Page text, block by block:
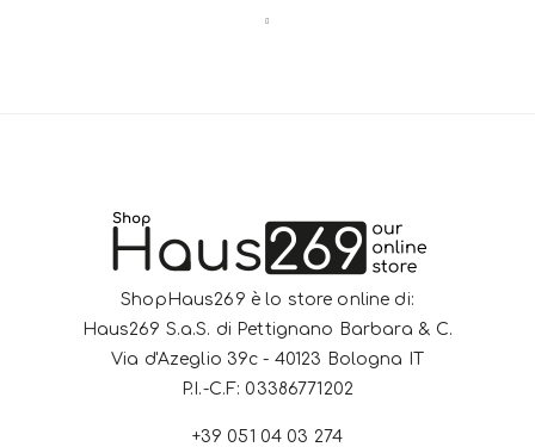
ShopHaus269 è lo store online di:
Haus269 S.a.S. di Pettignano Barbara & C.
Via d'Azeglio 39c - 40123 Bologna IT
P.I.-C.F: 03386771202
+39 051 04 03 274